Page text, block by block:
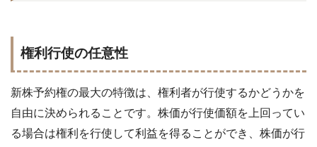
権利行使の任意性
新株予約権の最大の特徴は、権利者が行使するかどうかを
自由に決められることです。株価が行使価額を上回ってい
る場合は権利を行使して利益を得ることができ、株価が行